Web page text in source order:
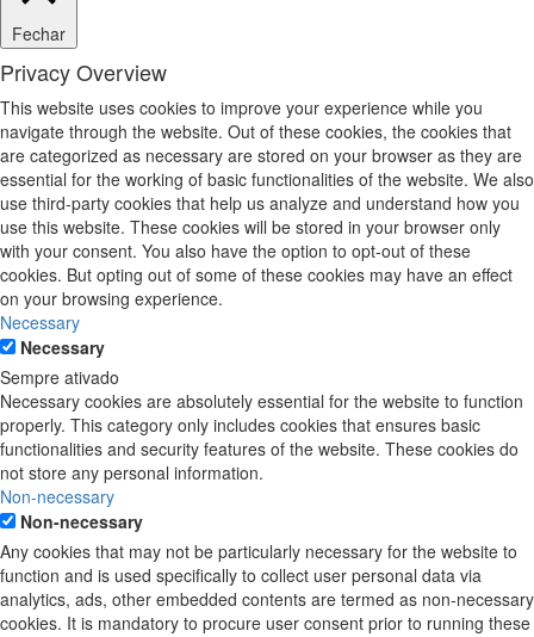
Fechar
Privacy Overview
This website uses cookies to improve your experience while you
navigate through the website. Out of these cookies, the cookies that
are categorized as necessary are stored on your browser as they are
essential for the working of basic functionalities of the website. We also
use third-party cookies that help us analyze and understand how you
use this website. These cookies will be stored in your browser only
with your consent. You also have the option to opt-out of these
cookies. But opting out of some of these cookies may have an effect
on your browsing experience.
Necessary
Necessary
Sempre ativado
Necessary cookies are absolutely essential for the website to function
properly. This category only includes cookies that ensures basic
functionalities and security features of the website. These cookies do
not store any personal information.
Non-necessary
Non-necessary
Any cookies that may not be particularly necessary for the website to
function and is used specifically to collect user personal data via
analytics, ads, other embedded contents are termed as non-necessary
cookies. It is mandatory to procure user consent prior to running these